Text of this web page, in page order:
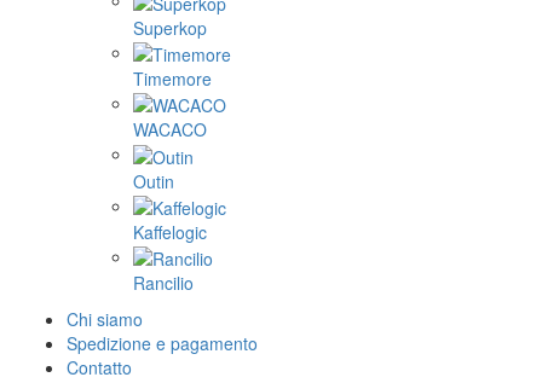
Superkop
Timemore
WACACO
Outin
Kaffelogic
Rancilio
Chi siamo
Spedizione e pagamento
Contatto